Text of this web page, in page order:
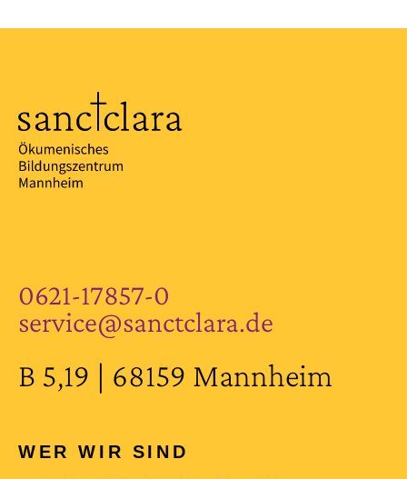
0621-17857-0
service@sanctclara.de
B 5,19 | 68159 Mannheim
WER WIR SIND